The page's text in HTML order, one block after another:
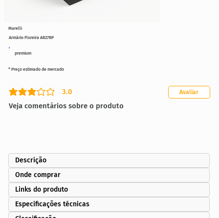
premium
Armário Floreira AR27RP
3.0
classificação média é 3 de 5
Veja comentários sobre o produto
Avaliar
* Preço estimado de mercado
Marelli
Descrição
Onde comprar
Links do produto
Especificações técnicas